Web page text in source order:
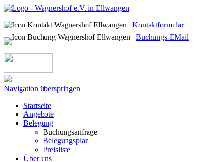
Kontaktformular
Buchungs-EMail
Navigation überspringen
Startseite
Angebote
Belegung
Buchungsanfrage
Belegungsplan
Preisliste
Über uns